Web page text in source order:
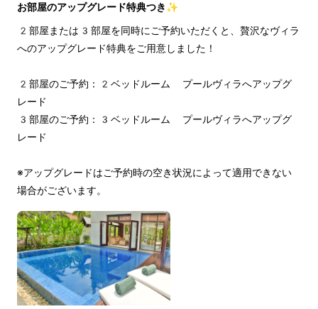
お部屋のアップグレード特典つき✨
2部屋または3部屋を同時にご予約いただくと、贅沢なヴィラ
へのアップグレード特典をご用意しました！
2部屋のご予約：2ベッドルーム プールヴィラへアップグ
レード
3部屋のご予約：3ベッドルーム プールヴィラへアップグ
レード
※アップグレードはご予約時の空き状況によって適用できない
場合がございます。